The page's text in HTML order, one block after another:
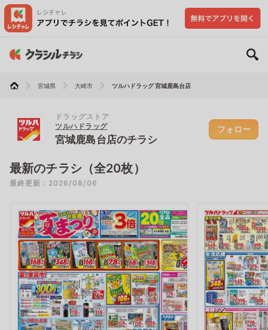
宮城県 大崎市 ツルハドラッグ 宮城鹿島台店
ドラッグストア
ツルハドラッグ
宮城鹿島台店のチラシ
フォロー
最新のチラシ（全20枚）
最終更新：2026/08/06